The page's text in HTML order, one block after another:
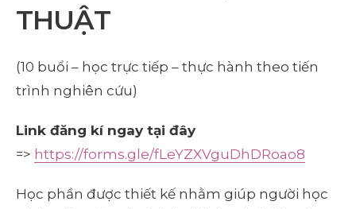
THUẬT
(10 buổi – học trực tiếp – thực hành theo tiến
trình nghiên cứu)
Link đăng kí ngay tại đây
=> https://forms.gle/fLeYZXVguDhDRoao8
Học phần được thiết kế nhằm giúp người học